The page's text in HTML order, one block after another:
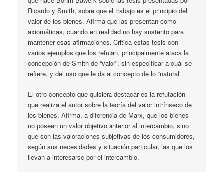
Ricardo y Smith, sobre que el trabajo es el principio del
valor de los bienes. Afirma que las presentan como
axiomáticas, cuando en realidad no hay sustento para
mantener esas afirmaciones. Critica estas tesis con
varios ejemplos que los refutan, principalmente ataca la
concepción de Smith de “valor”, sin especificar a cuál se
refiere, y del uso que le da al concepto de lo “natural”.
El otro concepto que quisiera destacar es la refutación
que realiza el autor sobre la teoría del valor intrínseco de
los bienes. Afirma, a diferencia de Marx, que los bienes
no poseen un valor objetivo anterior al intercambio, sino
que son las valoraciones subjetivas de los consumidores,
según sus necesidades y situación particular, las que los
llevan a interesarse por el intercambio.